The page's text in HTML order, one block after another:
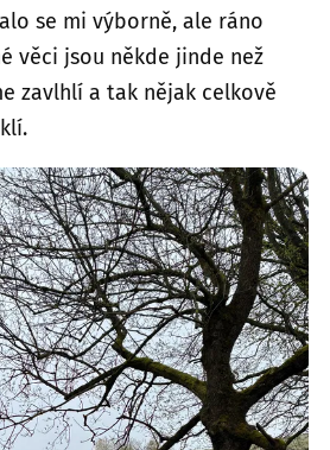
se mi výborně, ale ráno
věci jsou někde jinde než
zavlhlí a tak nějak celkově